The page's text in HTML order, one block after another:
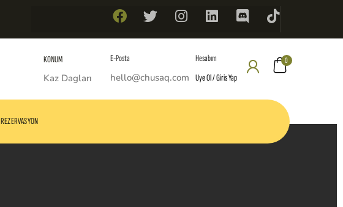
KONUM
Kaz Dagları
E-Posta
hello@chusaq.com
Hesabım
Uye Ol / Giris Yap
0
REZERVASYON